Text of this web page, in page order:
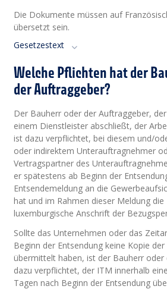
Die Dokumente müssen auf
übersetzt sein.
Gesetzestext
Welche Pflichten hat der
der Auftraggeber?
Der Bauherr oder der Auftraggeber,
einem Dienstleister abschließt, der
ist dazu verpflichtet, bei diesem und/
oder indirektem Unterauftragnehmer
Vertragspartner des
er spätestens ab Beginn der
Entsendemeldung an die
hat und im Rahmen dieser Meldung die
luxemburgische Anschrift der
Sollte das Unternehmen oder das
Beginn der Entsendung keine Kopie
übermittelt haben, ist der Bauherr
dazu verpflichtet, der ITM innerhalb
Tagen nach Beginn der Entsendung